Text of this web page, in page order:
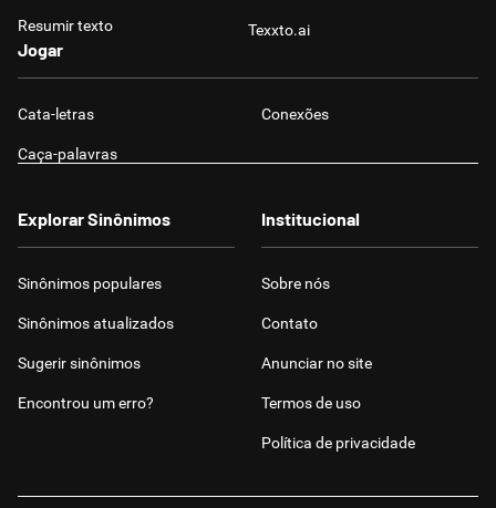
Resumir texto Texxto.ai
Jogar
Cata-letras Conexões
Caça-palavras
Explorar Sinônimos
Sinônimos populares
Sinônimos atualizados
Sugerir sinônimos
Encontrou um erro?
Institucional
Sobre nós
Contato
Anunciar no site
Termos de uso
Política de privacidade